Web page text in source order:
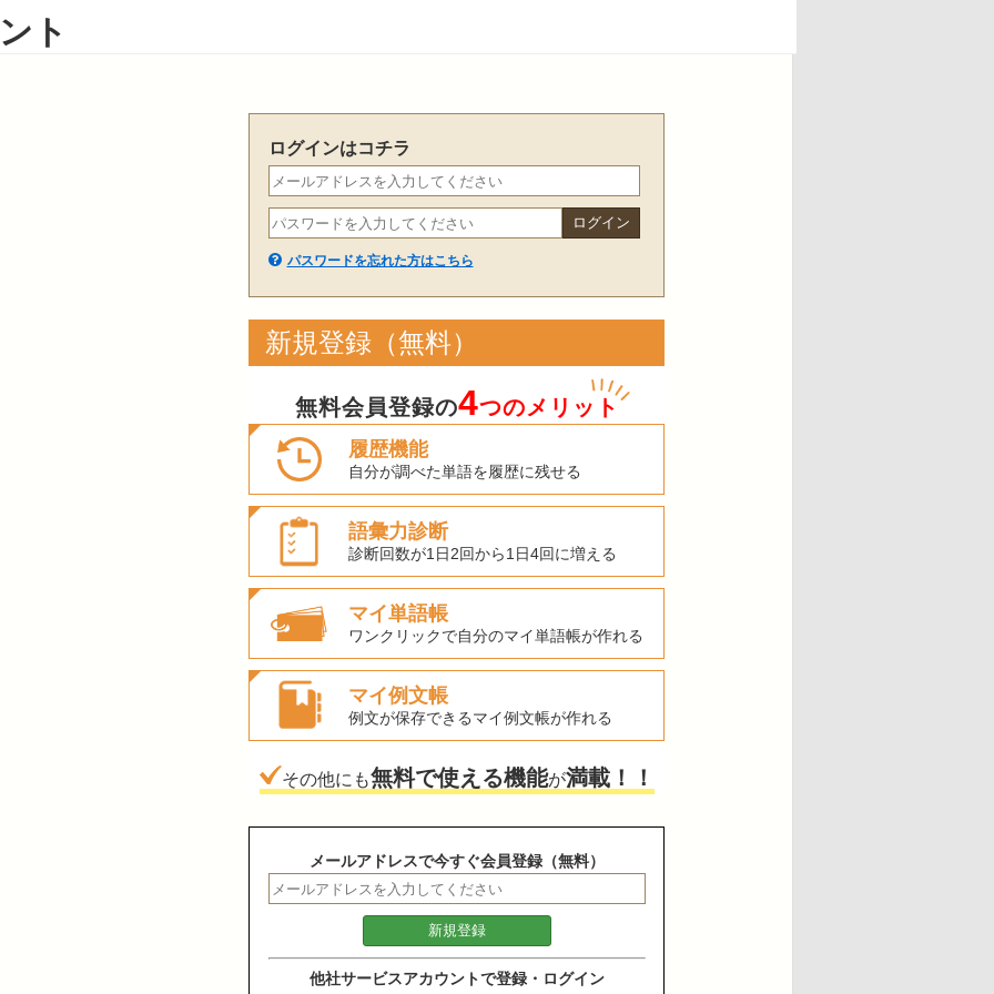
ト
ログインはコチラ
パスワードを忘れた方はこちら
新規登録（無料）
無料会員登録の4つのメリット
履歴機能
自分が調べた単語を履歴に残せる
語彙力診断
診断回数が1日2回から1日4回に増える
マイ単語帳
ワンクリックで自分のマイ単語帳が作れる
マイ例文帳
例文が保存できるマイ例文帳が作れる
その他にも無料で使える機能が満載！！
メールアドレスで今すぐ会員登録（無料）
他社サービスアカウントで登録・ログイン